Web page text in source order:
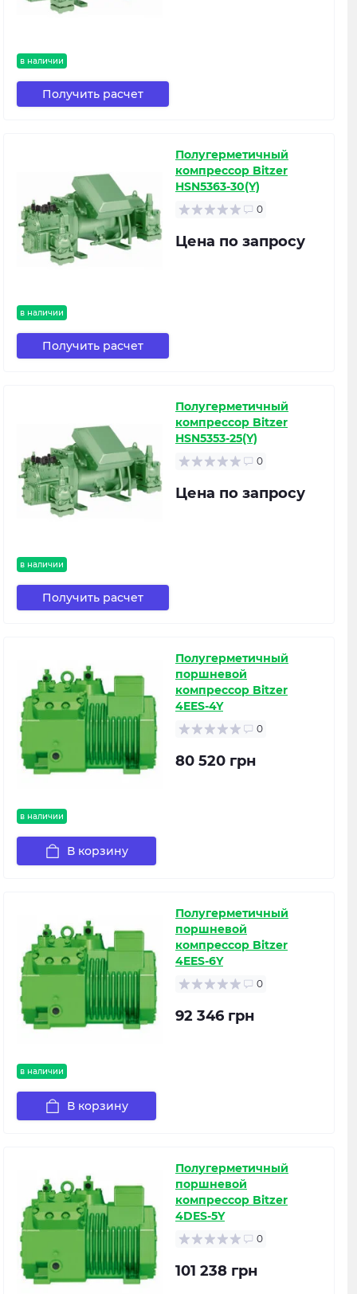
в наличии
Получить расчет
в наличии
Полугерметичный
компрессор Bitzer
HSN5363-30(Y)
0
Цена по запросу
Получить расчет
в наличии
Полугерметичный
компрессор Bitzer
HSN5353-25(Y)
0
Цена по запросу
Получить расчет
в наличии
Полугерметичный
поршневой
компрессор Bitzer
4EES-4Y
0
80 520 грн
В корзину
в наличии
Полугерметичный
поршневой
компрессор Bitzer
4EES-6Y
0
92 346 грн
В корзину
Полугерметичный
поршневой
компрессор Bitzer
4DES-5Y
0
101 238 грн